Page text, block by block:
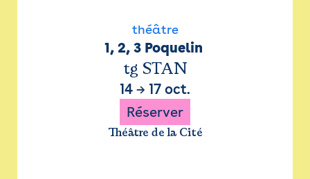
théâtre
1, 2, 3 Poquelin
tg STAN
14 → 17 oct.
Réserver
Théâtre de la Cité